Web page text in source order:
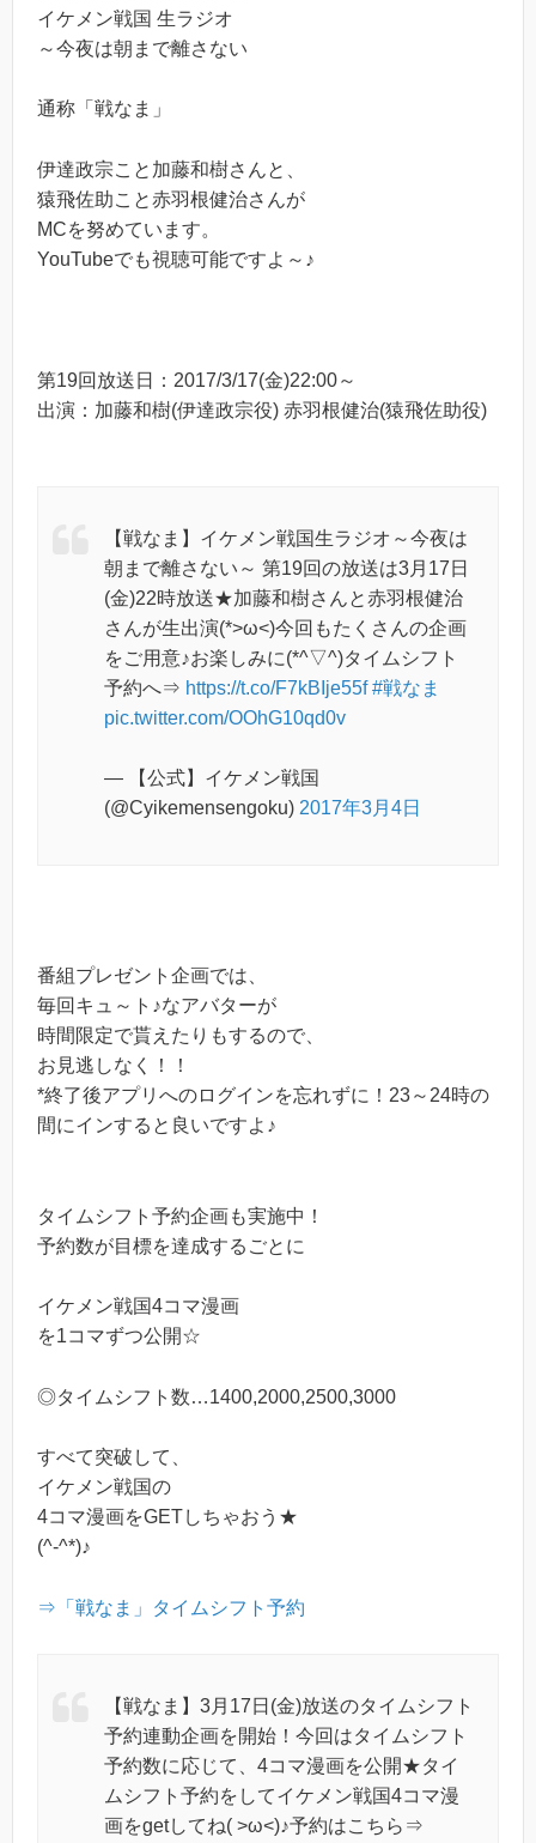
イケメン戦国 生ラジオ
～今夜は朝まで離さない
通称「戦なま」
伊達政宗こと加藤和樹さんと、
猿飛佐助こと赤羽根健治さんが
MCを努めています。
YouTubeでも視聴可能ですよ～♪
第19回放送日：2017/3/17(金)22:00～
出演：加藤和樹(伊達政宗役) 赤羽根健治(猿飛佐助役)
【戦なま】イケメン戦国生ラジオ～今夜は
朝まで離さない～ 第19回の放送は3月17日
(金)22時放送★加藤和樹さんと赤羽根健治
さんが生出演(*>ω<)今回もたくさんの企画
をご用意♪お楽しみに(*^▽^)タイムシフト
予約へ⇒ https://t.co/F7kBIje55f #戦なま
pic.twitter.com/OOhG10qd0v
— 【公式】イケメン戦国
(@Cyikemensengoku) 2017年3月4日
番組プレゼント企画では、
毎回キュ～ト♪なアバターが
時間限定で貰えたりもするので、
お見逃しなく！！
*終了後アプリへのログインを忘れずに！23～24時の
間にインすると良いですよ♪
タイムシフト予約企画も実施中！
予約数が目標を達成するごとに
イケメン戦国4コマ漫画
を1コマずつ公開☆
◎タイムシフト数…1400,2000,2500,3000
すべて突破して、
イケメン戦国の
4コマ漫画をGETしちゃおう★
(^-^*)♪
⇒「戦なま」タイムシフト予約
【戦なま】3月17日(金)放送のタイムシフト
予約連動企画を開始！今回はタイムシフト
予約数に応じて、4コマ漫画を公開★タイ
ムシフト予約をしてイケメン戦国4コマ漫
画をgetしてね( >ω<)♪予約はこちら⇒